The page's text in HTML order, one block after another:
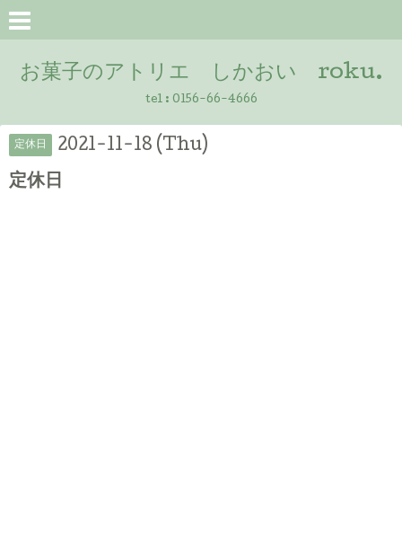
お菓子のアトリエ しかおい roku.
tel : 0156-66-4666
定休日 2021-11-18 (Thu)
定休日